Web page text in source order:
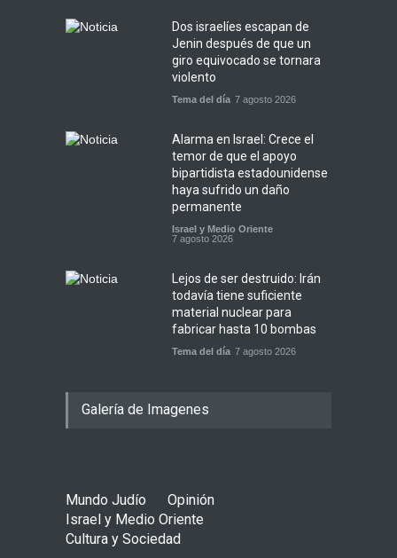
Dos israelíes escapan de
Jenin después de que un
giro equivocado se tornara
violento
Tema del día 7 agosto 2026
Alarma en Israel: Crece el
temor de que el apoyo
bipartidista estadounidense
haya sufrido un daño
permanente
Israel y Medio Oriente
7 agosto 2026
Lejos de ser destruido: Irán
todavía tiene suficiente
material nuclear para
fabricar hasta 10 bombas
Tema del día 7 agosto 2026
Galería de Imagenes
Mundo Judío
Opinión
Israel y Medio Oriente
Cultura y Sociedad